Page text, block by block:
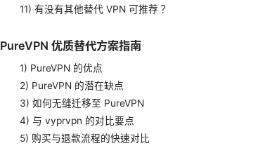
11) 有没有其他替代 VPN 可推荐？
PureVPN 优质替代方案指南
1) PureVPN 的优点
2) PureVPN 的潜在缺点
3) 如何无缝迁移至 PureVPN
4) 与 vyprvpn 的对比要点
5) 购买与退款流程的快速对比